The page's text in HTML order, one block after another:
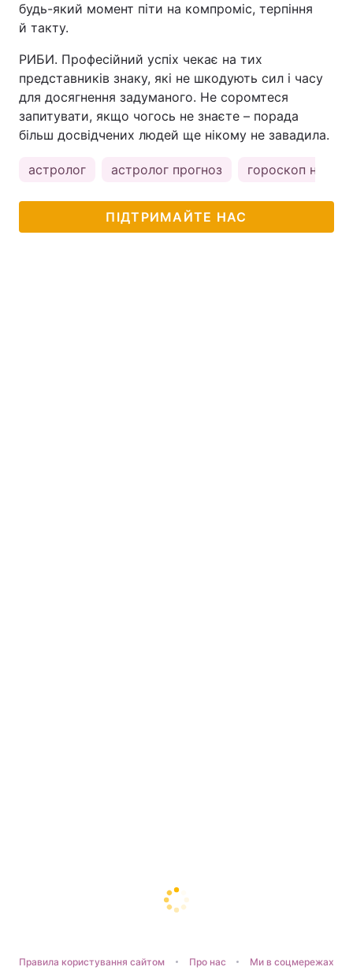
будь-який момент піти на компроміс, терпіння
й такту.
РИБИ. Професійний успіх чекає на тих
представників знаку, які не шкодують сил і часу
для досягнення задуманого. Не соромтеся
запитувати, якщо чогось не знаєте – порада
більш досвідчених людей ще нікому не завадила.
астролог астролог прогноз гороскоп на
ПІДТРИМАЙТЕ НАС
Правила користування сайтом Про нас Ми в соцмережах